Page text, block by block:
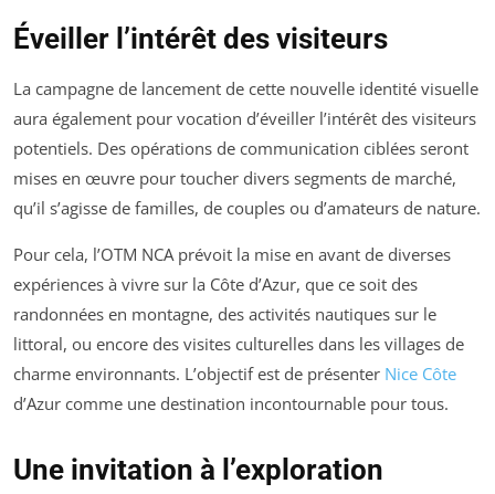
Éveiller l’intérêt des visiteurs
La campagne de lancement de cette nouvelle identité visuelle
aura également pour vocation d’éveiller l’intérêt des visiteurs
potentiels. Des opérations de communication ciblées seront
mises en œuvre pour toucher divers segments de marché,
qu’il s’agisse de familles, de couples ou d’amateurs de nature.
Pour cela, l’OTM NCA prévoit la mise en avant de diverses
expériences à vivre sur la Côte d’Azur, que ce soit des
randonnées en montagne, des activités nautiques sur le
littoral, ou encore des visites culturelles dans les villages de
charme environnants. L’objectif est de présenter Nice Côte
d’Azur comme une destination incontournable pour tous.
Une invitation à l’exploration